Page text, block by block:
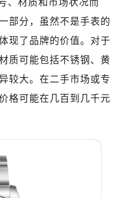
、材质和市场状况而
部分，虽然不是手表的
现了品牌的价值。对于
质可能包括不锈钢、黄
较大。在二手市场或专
格可能在几百到几千元